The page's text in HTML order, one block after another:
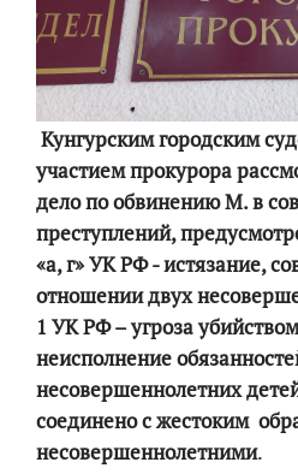
Кунгурским городским
участием прокурора
дело по обвинению М. в
преступлений,
«а, г» УК РФ - истязание,
отношении двух
1 УК РФ – угроза
неисполнение
несовершеннолетних
соединено с жестоким
несовершеннолетними.